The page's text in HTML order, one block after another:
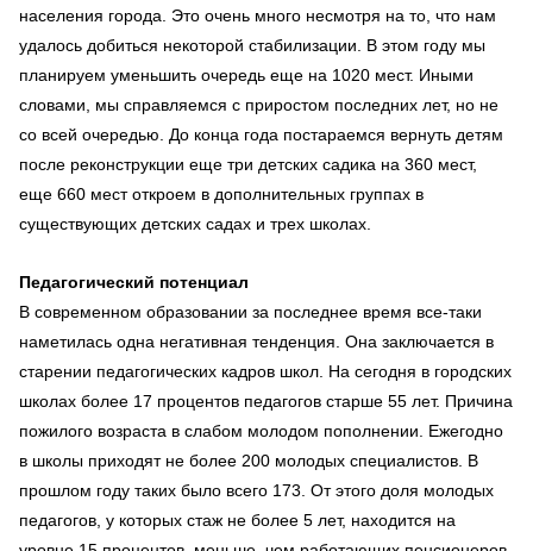
населения города. Это очень много несмотря на то, что нам
удалось добиться некоторой стабилизации. В этом году мы
планируем уменьшить очередь еще на 1020 мест. Иными
словами, мы справляемся с приростом последних лет, но не
со всей очередью. До конца года постараемся вернуть детям
после реконструкции еще три детских садика на 360 мест,
еще 660 мест откроем в дополнительных группах в
существующих детских садах и трех школах.
Педагогический потенциал
В современном образовании за последнее время все-таки
наметилась одна негативная тенденция. Она заключается в
старении педагогических кадров школ. На сегодня в городских
школах более 17 процентов педагогов старше 55 лет. Причина
пожилого возраста в слабом молодом пополнении. Ежегодно
в школы приходят не более 200 молодых специалистов. В
прошлом году таких было всего 173. От этого доля молодых
педагогов, у которых стаж не более 5 лет, находится на